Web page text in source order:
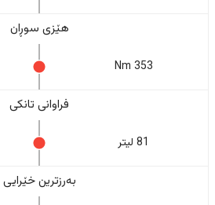
هێزی سوڕان
353 Nm
فراوانی تانکی
81 لیتر
بەرزترین خێرایی